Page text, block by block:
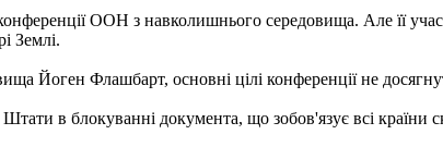
ООН з навколишнього середовища. Але її
Землі.
Йоген Флашбарт, основні цілі конференції не
в блокуванні документа, що зобов'язує всі країни